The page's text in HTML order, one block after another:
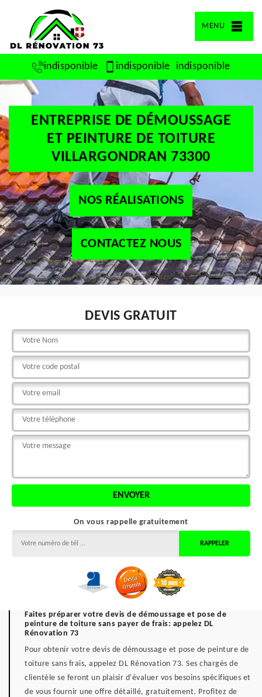
MENU
indisponible indisponible indisponible
ENTREPRISE DE DÉMOUSSAGE
ET PEINTURE DE TOITURE
VILLARGONDRAN 73300
NOS RÉALISATIONS
CONTACTEZ NOUS
DEVIS GRATUIT
On vous rappelle gratuitement
Faites préparer votre devis de démoussage et pose de
peinture de toiture sans payer de frais: appelez DL
Rénovation 73
Pour obtenir votre devis de démoussage et pose de peinture de
toiture sans frais, appelez DL Rénovation 73. Ses chargés de
clientèle se feront un plaisir d'évaluer vos besoins spécifiques et
de vous fournir une offre détaillé, gratuitement. Profitez de